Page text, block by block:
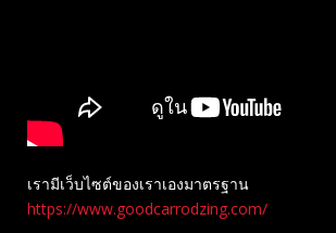
เรามีเว็บไซต์ของเราเองมาตรฐาน
https://www.goodcarrodzing.com/